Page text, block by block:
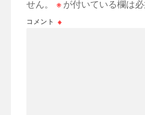
せん。
※ が付いている欄は
コメント ※